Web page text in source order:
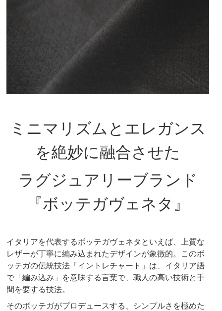
ミニマリズムとエレガンス
を絶妙に融合させた
ラグジュアリーブランド
『ボッテガヴェネタ』
イタリアを代表するボッテガヴェネタといえば、上質な
レザーが丁寧に編み込まれたデザインが象徴的。このボ
ッテガの伝統技法「イントレチャート」は、イタリア語
で「編み込み」を意味する言葉で、職人の高い技術と手
間を要する技法。
そのボッテガがプロデュースする、シンプルさを極めた